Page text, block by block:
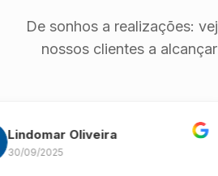
De sonhos a realizações:
nossos clientes a
Oliveira
2025